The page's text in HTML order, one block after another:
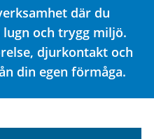
där du
och trygg miljö.
djurkontakt och
din egen förmåga.